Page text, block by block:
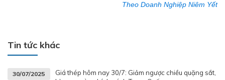
Theo Doanh Nghiệp Niêm Yết
Tin tức khác
30/07/2025
Giá thép hôm nay 30/7: Giảm ngược chiều quặng sắt,